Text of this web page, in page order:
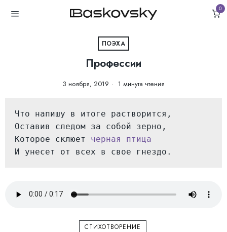
0
ПОЭХА
Профессии
3 ноября, 2019 1 минута чтения
Что напишу в итоге растворится,
Оставив следом за собой зерно,
Которое склюет черная птица
И унесет от всех в свое гнездо.
СТИХОТВОРЕНИЕ